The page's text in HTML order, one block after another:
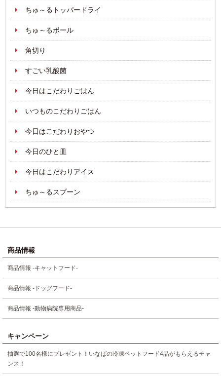
ちゅ～るトッパードライ
ちゅ～るボール
角切り
すごい乳酸菌
今日はこだわりごはん
いつものこだわりごはん
今日はこだわりおやつ
今日のひと皿
今日はこだわりアイス
ちゅ～るスプーン
商品情報
商品情報 -キャットフード-
商品情報 -ドッグフード-
商品情報 -動物病院専用商品-
キャンペーン
抽選で100名様にプレゼント！いなばの冷凍ペットフード4品がもらえるチャ
ンス！